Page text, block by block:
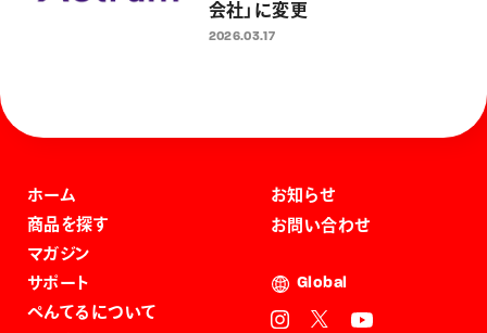
会社」に変更
2026.03.17
ホーム
商品を探す
マガジン
サポート
ぺんてるについて
お知らせ
お問い合わせ
Global